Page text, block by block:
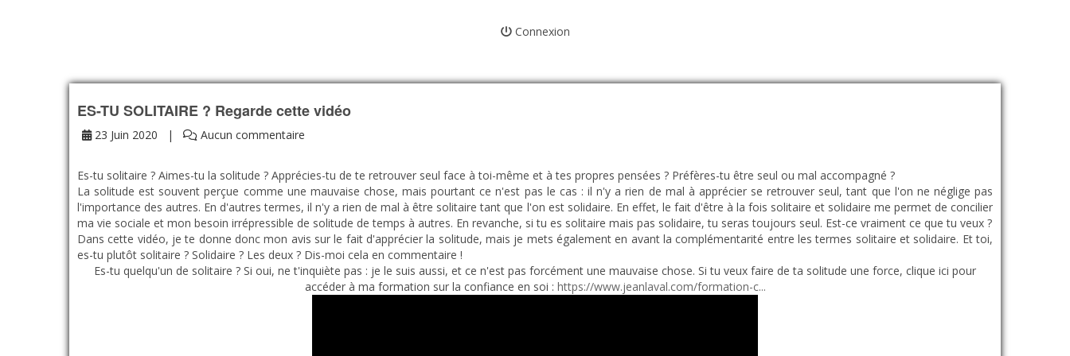
Connexion
ES-TU SOLITAIRE ? Regarde cette vidéo
23 Juin 2020 Aucun commentaire
Es-tu solitaire ? Aimes-tu la solitude ? Apprécies-tu de te retrouver seul face à toi-même et à tes propres pensées ? Préfères-tu être seul ou mal accompagné ?
La solitude est souvent perçue comme une mauvaise chose, mais pourtant ce n'est pas le cas : il n'y a rien de mal à apprécier se retrouver seul, tant que l'on ne néglige pas
l'importance des autres. En d'autres termes, il n'y a rien de mal à être solitaire tant que l'on est solidaire. En effet, le fait d'être à la fois solitaire et solidaire me permet de concilier
ma vie sociale et mon besoin irrépressible de solitude de temps à autres. En revanche, si tu es solitaire mais pas solidaire, tu seras toujours seul. Est-ce vraiment ce que tu veux ?
Dans cette vidéo, je te donne donc mon avis sur le fait d'apprécier la solitude, mais je mets également en avant la complémentarité entre les termes solitaire et solidaire. Et toi,
es-tu plutôt solitaire ? Solidaire ? Les deux ? Dis-moi cela en commentaire !
Es-tu quelqu'un de solitaire ? Si oui, ne t'inquiète pas : je le suis aussi, et ce n'est pas forcément une mauvaise chose. Si tu veux faire de ta solitude une force, clique ici pour
accéder à ma formation sur la confiance en soi : https://www.jeanlaval.com/formation-c...